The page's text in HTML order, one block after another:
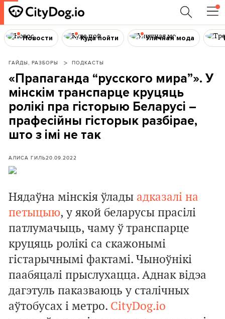
Новости Куда пойти Уличная мода
ГАЙДЫ, РАЗБОРЫ ПОДКАСТЫ
«Прапаганда “русского мира”». У
мінскім транспарце круцяць
ролікі пра гісторыю Беларусі –
прафесійны гісторык разбірае,
што з імі не так
АЛИСА ГИЛЬ20.09.2022
Нядаўна мінскія ўлады адказалі на
петыцыю, у якой беларусы прасілі
патлумачыць, чаму ў транспарце
круцяць ролікі са скажонымі
гістарычнымі фактамі. Чыноўнікі
паабяцалі прыслухацца. Аднак відэа
дагэтуль паказваюць у сталічных
аўтобусах і метро. CityDog.io